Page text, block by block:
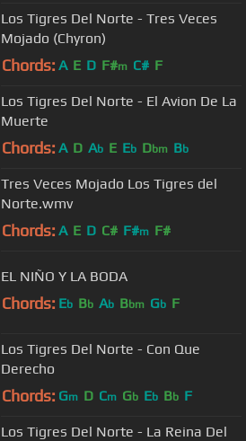
Los Tigres Del Norte - Tres Veces
Mojado (Chyron)
Chords: A E D F#m C# F
Los Tigres Del Norte - El Avion De La
Muerte
Chords: A D Ab E Eb Dbm Bb
Tres Veces Mojado Los Tigres del
Norte.wmv
Chords: A E D C# F#m F#
EL NIÑO Y LA BODA
Chords: Eb Bb Ab Bbm Gb F
Los Tigres Del Norte - Con Que
Derecho
Chords: Gm D Cm Gb Eb Bb F
Los Tigres Del Norte - La Reina Del